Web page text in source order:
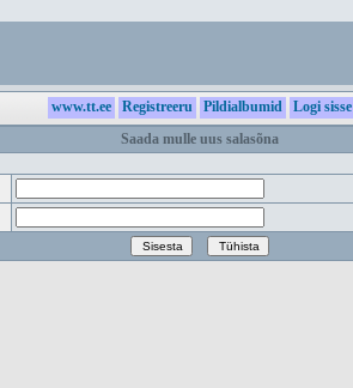
www.tt.ee Registreeru Pildialbumid
Logi sisse
Saada mulle uus salasõna